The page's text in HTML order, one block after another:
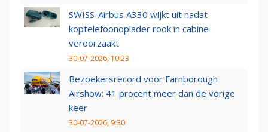
SWISS-Airbus A330 wijkt uit nadat
koptelefoonoplader rook in cabine
veroorzaakt
30-07-2026, 10:23
Bezoekersrecord voor Farnborough
Airshow: 41 procent meer dan de vorige
keer
30-07-2026, 9:30